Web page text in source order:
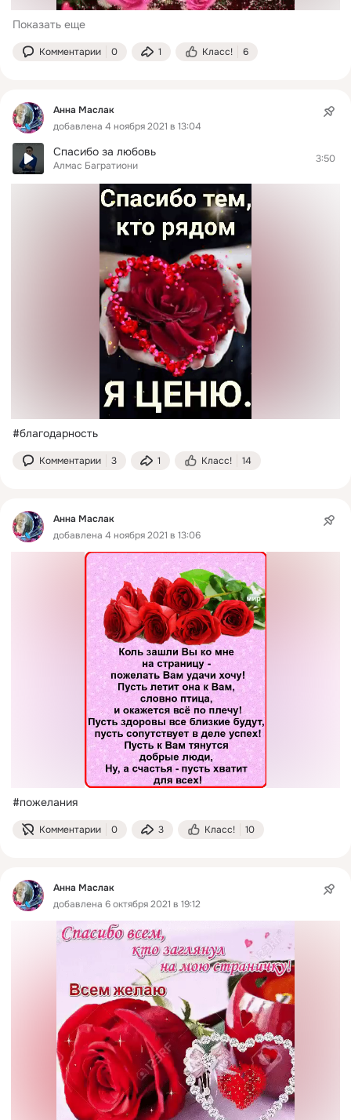
Показать еще
Комментарии 0 1 Класс! 6
Анна Маслак
добавлена 4 ноября 2021 в 13:04
Спасибо за любовь
Алмас Багратиони
3:50
#благодарность
Комментарии 3 1 Класс! 14
Анна Маслак
добавлена 4 ноября 2021 в 13:06
#пожелания
Комментарии 0 3 Класс! 10
Анна Маслак
добавлена 6 октября 2021 в 19:12